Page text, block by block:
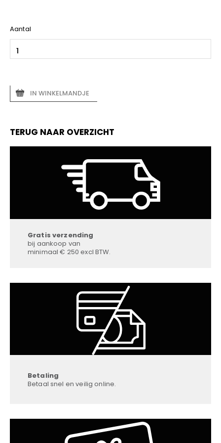
Aantal
IN WINKELMANDJE
TERUG NAAR OVERZICHT
Gratis verzending
bij aankoop van
minimaal € 250 excl BTW.
Betaling
Betaal snel en veilig online.